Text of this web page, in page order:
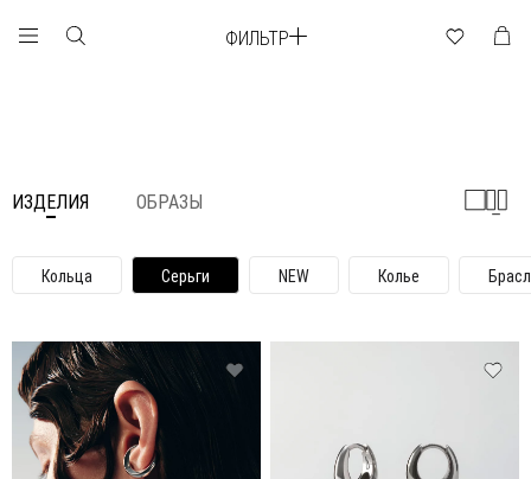
ФИЛЬТР
ИЗДЕЛИЯ ОБРАЗЫ
Кольца Серьги NEW Колье